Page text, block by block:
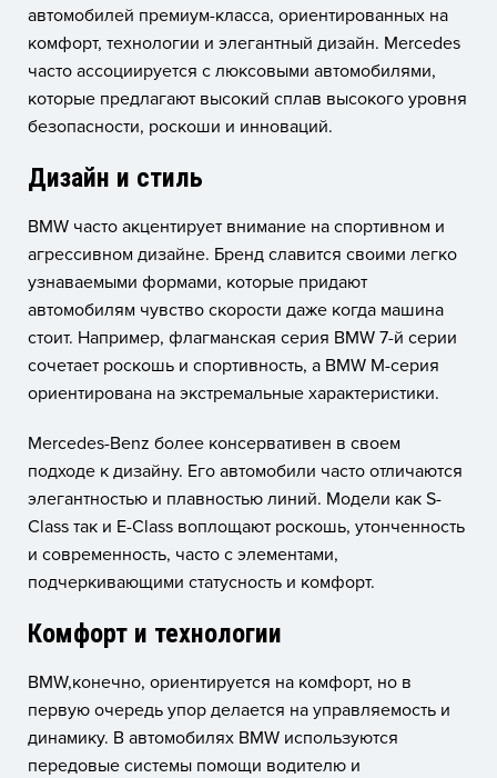
автомобилей премиум-класса, ориентированных на
комфорт, технологии и элегантный дизайн. Mercedes
часто ассоциируется с люксовыми автомобилями,
которые предлагают высокий сплав высокого уровня
безопасности, роскоши и инноваций.
Дизайн и стиль
BMW часто акцентирует внимание на спортивном и
агрессивном дизайне. Бренд славится своими легко
узнаваемыми формами, которые придают
автомобилям чувство скорости даже когда машина
стоит. Например, флагманская серия BMW 7-й серии
сочетает роскошь и спортивность, а BMW M-серия
ориентирована на экстремальные характеристики.
Mercedes-Benz более консервативен в своем
подходе к дизайну. Его автомобили часто отличаются
элегантностью и плавностью линий. Модели как S-
Class так и E-Class воплощают роскошь, утонченность
и современность, часто с элементами,
подчеркивающими статусность и комфорт.
Комфорт и технологии
BMW,конечно, ориентируется на комфорт, но в
первую очередь упор делается на управляемость и
динамику. В автомобилях BMW используются
передовые системы помощи водителю и